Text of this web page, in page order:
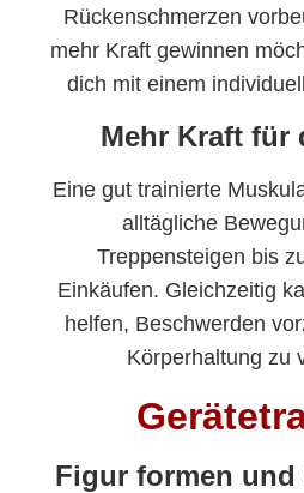
Rückenschmerzen
mehr Kraft gewinnen
dich mit einem
Mehr Kraft für
Eine gut trainierte
alltägliche
Treppensteigen bis
Einkäufen. Gleichzeitig
helfen, Beschwerden
Körperhaltung zu
Figur formen und